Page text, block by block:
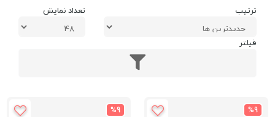
ترتیب تعداد نمایش
فیلتر
%9
%9